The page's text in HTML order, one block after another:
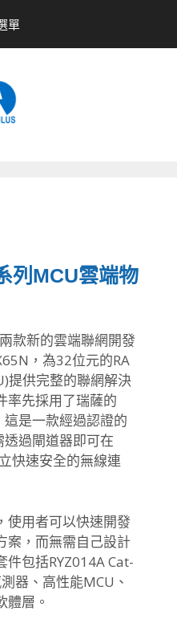
單
列MCU雲端物
款新的雲端聯網開發
，為32位元的RA
提供完整的聯網解決
率先採用了瑞薩的
是一款經過認證的
過閘道器即可在
快速安全的無線連
使用者可以快速開發
案，而無需自己設計
包括RYZ014A Cat-
器、高性能MCU、
體層。